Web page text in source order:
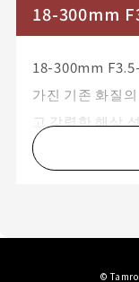
18-300mm
18-300mm
가진 기존 화질
고 강력한 해상
매와 복합 비구
낸 무려15군 19
지 흐려짐 없이
©